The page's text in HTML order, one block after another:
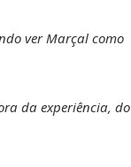
ver Marçal como
da experiência, do